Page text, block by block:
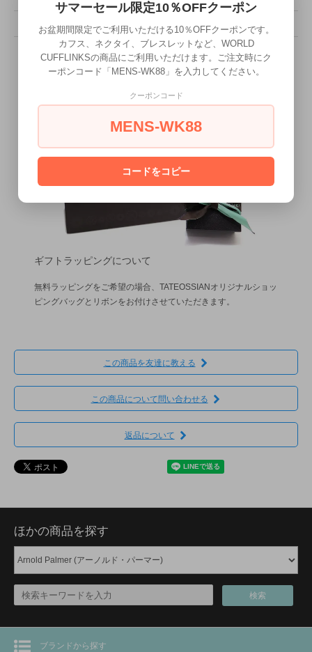
型番 CUF-80624
ギフトラッピングについて
無料ラッピングをご希望の場合、TATEOSSIANオリジナルショッ
ピングバッグとリボンをお付けさせていただきます。
この商品を友達に教える
この商品について問い合わせる
返品について
ほかの商品を探す
検索
ブランドから探す
サマーセール限定10％OFFクーポン
お盆期間限定でご利用いただける10％OFFクーポンです。
カフス、ネクタイ、ブレスレットなど、WORLD
CUFFLINKSの商品にご利用いただけます。ご注文時にク
ーポンコード「MENS-WK88」を入力してください。
クーポンコード
MENS-WK88
コードをコピー